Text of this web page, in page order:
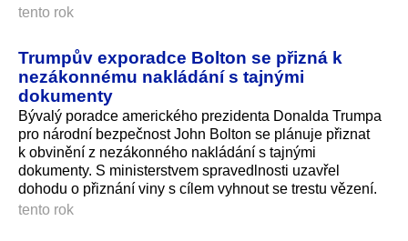
tento rok
Trumpův exporadce Bolton se přizná k
nezákonnému nakládání s tajnými
dokumenty
Bývalý poradce amerického prezidenta Donalda Trumpa
pro národní bezpečnost John Bolton se plánuje přiznat
k obvinění z nezákonného nakládání s tajnými
dokumenty. S ministerstvem spravedlnosti uzavřel
dohodu o přiznání viny s cílem vyhnout se trestu vězení.
tento rok